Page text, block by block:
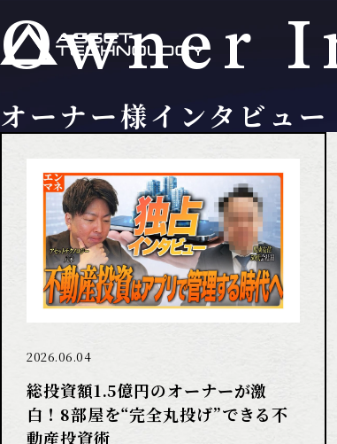
Owner
オーナー様インタビュー
2026.06.04
総投資額1.5億円のオーナーが激
白！8部屋を“完全丸投げ”できる不
動産投資術